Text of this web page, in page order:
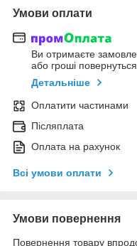
Умови оплати
Ви отримаєте
або гроші
Детальніше
Оплатити частинами
Післяплата
Оплата на рахунок
Всі умови оплати
Умови повернення
Повернення товару